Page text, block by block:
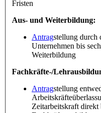
Fristen
Aus- und Weiterbildung:
Antragstellung durch
Unternehmen bis
Weiterbildung
Fachkräfte-/
Antragstellung
Zeitarbeitskraft direkt